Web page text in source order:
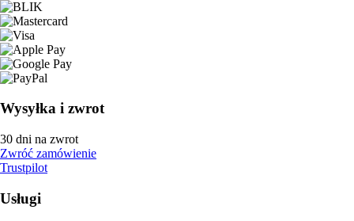
Wysyłka i zwrot
30 dni na zwrot
Zwróć zamówienie
Trustpilot
Usługi